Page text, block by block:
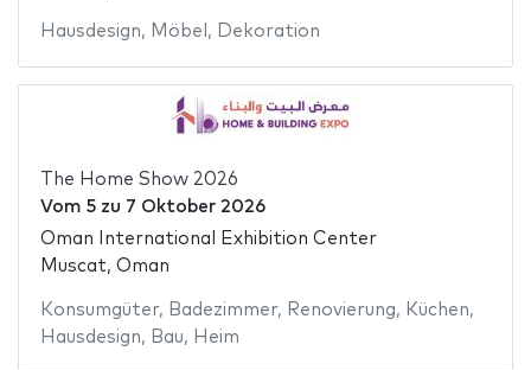
Hausdesign, Möbel , Dekoration
The Home Show 2026
Vom 5zu 7 Oktober 2026
Oman International Exhibition Center
Muscat, Oman
Konsumgüter, Badezimmer, Renovierung, Küchen,
Hausdesign, Bau, Heim